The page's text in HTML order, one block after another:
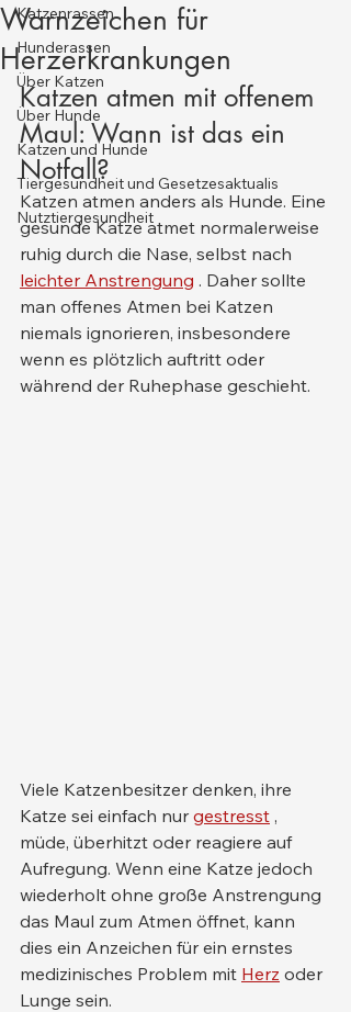
Katzenrassen
Hunderassen
Über Katzen
Über Hunde
Katzen und Hunde
Tiergesundheit und Gesetzesaktualis
Nutztiergesundheit
Warnzeichen für
Herzerkrankungen
Katzen atmen mit offenem
Maul: Wann ist das ein
Notfall?
Katzen atmen anders als Hunde. Eine
gesunde Katze atmet normalerweise
ruhig durch die Nase, selbst nach
leichter Anstrengung . Daher sollte
man offenes Atmen bei Katzen
niemals ignorieren, insbesondere
wenn es plötzlich auftritt oder
während der Ruhephase geschieht.
Viele Katzenbesitzer denken, ihre
Katze sei einfach nur gestresst ,
müde, überhitzt oder reagiere auf
Aufregung. Wenn eine Katze jedoch
wiederholt ohne große Anstrengung
das Maul zum Atmen öffnet, kann
dies ein Anzeichen für ein ernstes
medizinisches Problem mit Herz oder
Lunge sein.